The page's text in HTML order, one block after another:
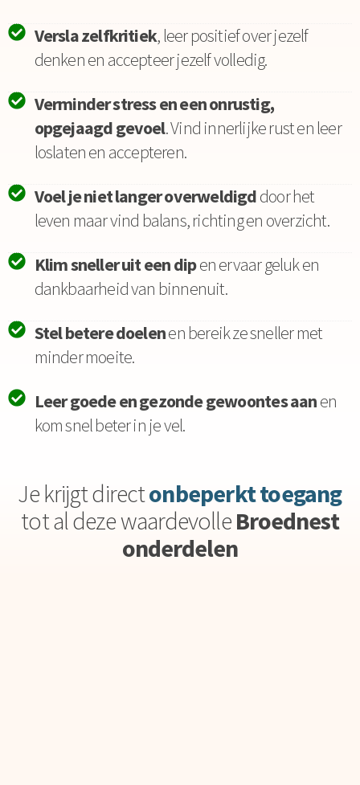
Versla zelfkritiek, leer positief over jezelf
denken en accepteer jezelf volledig.
Verminder stress en een onrustig,
opgejaagd gevoel. Vind innerlijke rust en leer
loslaten en accepteren.
Voel je niet langer overweldigddoor het
leven maar vind balans, richting en overzicht.
Klim sneller uit een dipen ervaar geluk en
dankbaarheid van binnenuit.
Stel betere doelenen bereik ze sneller met
minder moeite.
Leer goede en gezonde gewoontes aanen
kom snel beter in je vel.
Je krijgt directonbeperkt toegang
tot al deze waardevolleBroednest
onderdelen